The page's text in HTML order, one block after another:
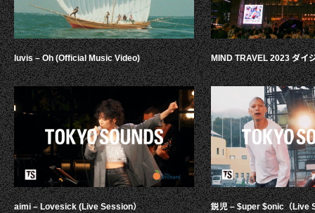
luvis – Oh (Official Music Video)
aimi – Lovesick (Live Session）
MIND TRAVEL 2023 ダイ
鋭児 – $uper $onic（Live